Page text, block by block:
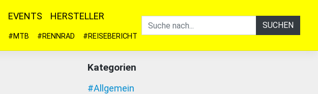
SUCHEN
EVENTS HERSTELLER
#MTB #RENNRAD #REISEBERICHT
Kategorien
#Allgemein